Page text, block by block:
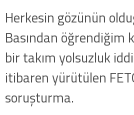
Herkesin gözünün
Basından öğrendiğim
bir takım yolsuzluk
itibaren yürütülen
soruşturma.